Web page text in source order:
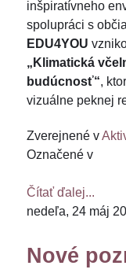
inšpiratívneho
spolupráci s
EDU4YOU
„Klimatická
budúcnosť“,
vizuálne peknej
Zverejnené v
Označené v
Čítať ďalej...
nedeľa, 24 máj
Nové